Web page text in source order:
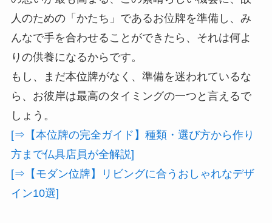
人のための「かたち」であるお位牌を準備し、み
んなで手を合わせることができたら、それは何よ
りの供養になるからです。
もし、まだ本位牌がなく、準備を迷われているな
ら、お彼岸は最高のタイミングの一つと言えるで
しょう。
[⇒【本位牌の完全ガイド】種類・選び方から作り
方まで仏具店員が全解説]
[⇒【モダン位牌】リビングに合うおしゃれなデザ
イン10選]